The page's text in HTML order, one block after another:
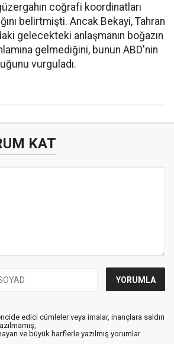
coğrafi koordinatları
belirtmişti. Ancak Bekayi, Tahran
gelecekteki anlaşmanın boğazın
gelmediğini, bunun ABD'nin
vurguladı.
KAT
edici cümleler veya imalar, inançlara saldırı
ve büyük harflerle yazılmış yorumlar